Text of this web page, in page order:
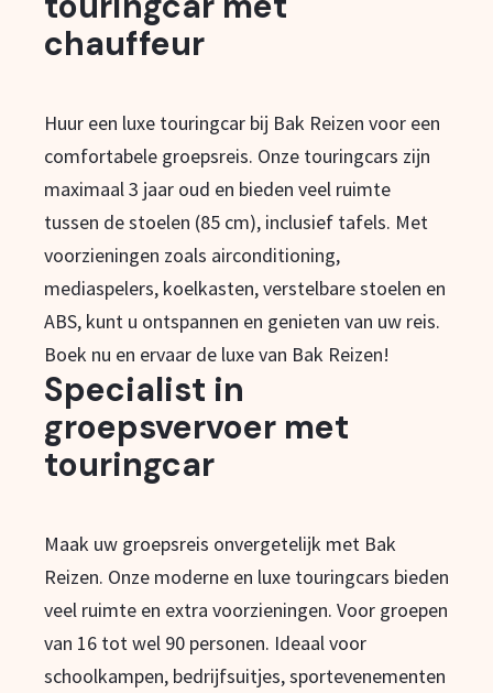
chauffeur
Huur een luxe touringcar bij Bak Reizen voor een
comfortabele groepsreis. Onze touringcars zijn
maximaal 3 jaar oud en bieden veel ruimte
tussen de stoelen (85 cm), inclusief tafels. Met
voorzieningen zoals airconditioning,
mediaspelers, koelkasten, verstelbare stoelen en
ABS, kunt u ontspannen en genieten van uw reis.
Boek nu en ervaar de luxe van Bak Reizen!
Specialist in
groepsvervoer met
touringcar
Maak uw groepsreis onvergetelijk met Bak
Reizen. Onze moderne en luxe touringcars bieden
veel ruimte en extra voorzieningen. Voor groepen
van 16 tot wel 90 personen. Ideaal voor
schoolkampen, bedrijfsuitjes, sportevenementen